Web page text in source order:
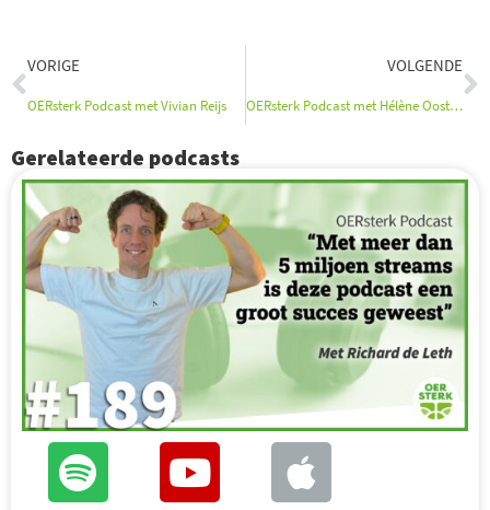
Vorige
VORIGE
OERsterk Podcast met Vivian Reijs
VOLGENDE
OERsterk Podcast met Hélène Oosterhuis
Gerelateerde podcasts